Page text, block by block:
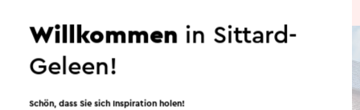
Willkommen in Sittard-
Geleen!
Schön, dass Sie sich Inspiration holen!